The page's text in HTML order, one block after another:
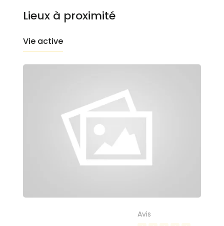
Lieux à proximité
Vie active
Avis